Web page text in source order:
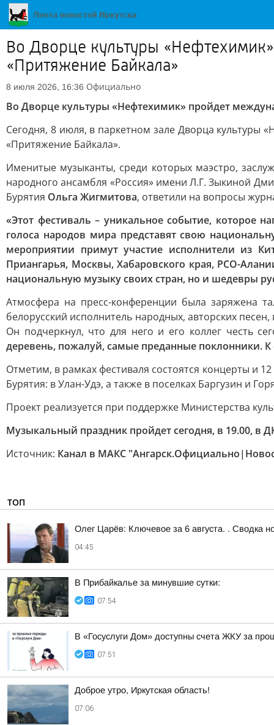
Во Дворце культуры
«Притяжение Байкала»
8 июля 2026, 16:36 Официально
Во Дворце культуры «Нефтехимик» пройдет
Сегодня, 8 июля, в паркетном зале Дворца культуры
«Притяжение Байкала».
Именитые музыканты, среди которых маэстро,
народного ансамбля «Россия» имени Л.Г. Зыкиной
Бурятия Ольга Жигмитова, ответили на вопросы
«Этот фестиваль – уникальное событие, которое
голоса народов мира представят свою
мероприятии примут участие исполнители из
Приангарья, Москвы, Хабаровского края, РСО-
национальную музыку своих стран, но и шедевры
Атмосфера на пресс-конференции была заряжена
белорусский исполнитель народных, авторских
Он подчеркнул, что для него и его коллег честь
деревень, пожалуй, самые преданные поклонники. К
Отметим, в рамках фестиваля состоятся концерты и
Бурятия: в Улан-Удэ, а также в поселках Баргузин и
Проект реализуется при поддержке Министерства
Музыкальный праздник пройдет сегодня, в 19.00, в
Источник: Канал в МАКС
ТОП
Олег Царёв: Ключевое за 6 августа. . Сводка
04:45
В Прибайкалье за минувшие сутки:
07:54
В «Госуслуги Дом» доступны счета ЖКУ за
07:51
Доброе утро, Иркутская область!
07:06